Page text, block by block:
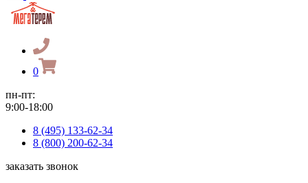
0
пн-пт:
9:00-18:00
8 (495) 133-62-34
8 (800) 200-62-34
заказать звонок